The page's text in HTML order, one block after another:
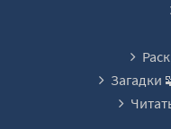
Загадки